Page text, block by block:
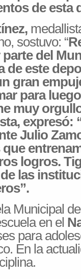
de esta
sostuvo: “
del
de este
gran
para
muy
expresó:
Julio
logros.
las
Municipal
en el
para
En la